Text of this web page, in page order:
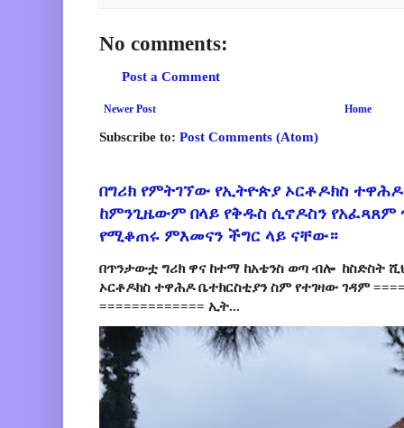
No comments:
Post a Comment
Newer Post Home
Subscribe to: Post Comments (Atom)
በግሪክ የምትገኘው የኢትዮጵያ ኦርቶዶክስ
ከምንጊዜውም በላይ የቅዱስ ሲኖዶስን የአፈጻጸም
የሚቆጠሩ ምእመናን ችግር ላይ ናቸው።
በጥንታውቷ ግሪክ ዋና ከተማ ከአቴንስ ወጣ ብሎ ከስድስት
ኦርቶዶክስ ተዋሕዶ ቤተክርስቲያን ስም የተገዛው ገዳም
============= ኢት...